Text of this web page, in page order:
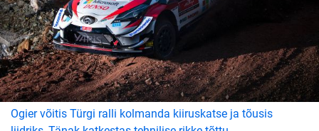
Ogier võitis Türgi ralli kolmanda kiiruskatse ja tõusis